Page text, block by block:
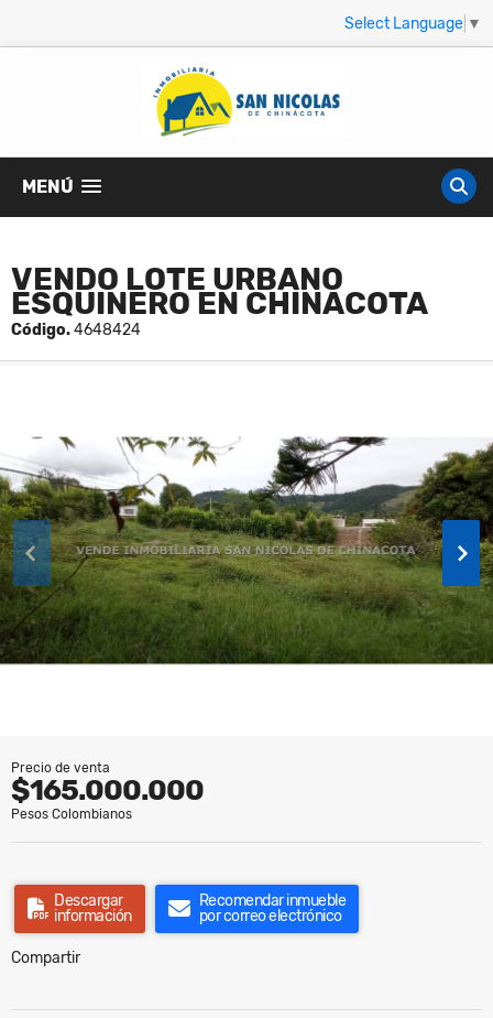
Select Language ▼
MENÚ
VENDO LOTE URBANO
ESQUINERO EN CHINACOTA
Código.4648424
Precio de venta
$165.000.000
Pesos Colombianos
Descargar
información
Recomendar inmueble
por correo electrónico
Compartir